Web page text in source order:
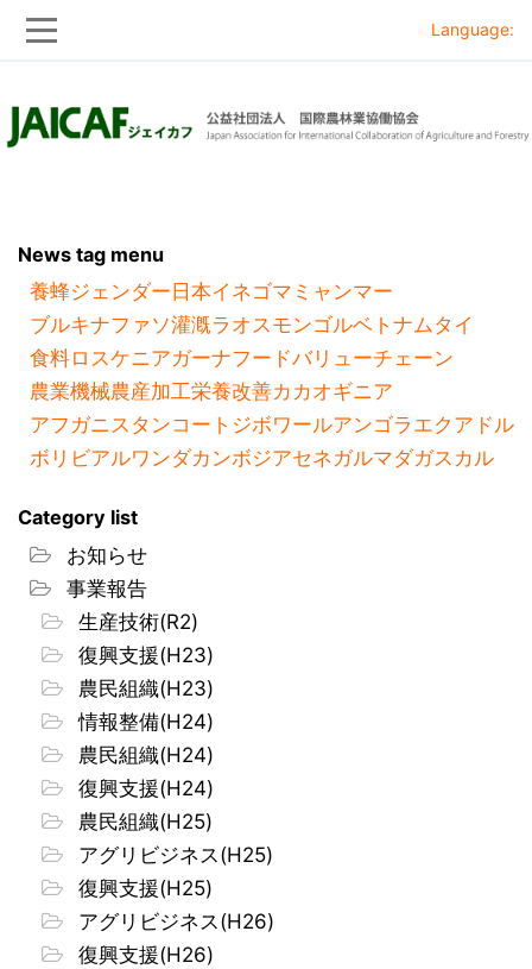
to
to
Language:
News tag menu
養蜂ジェンダー 日本イネゴマ ミャンマー
ブルキナファソ灌漑ラオスモンゴルベトナムタイ
食料ロスケニアガーナフードバリューチェーン
農業機械農産加工栄養改善カカオギニア
アフガニスタンコートジボワールアンゴラ エクアドル
ボリビアルワンダカンボジアセネガルマダガスカル
Category list
お知らせ
事業報告
生産技術(R2)
復興支援(H23)
農民組織(H23)
情報整備(H24)
農民組織(H24)
復興支援(H24)
農民組織(H25)
アグリビジネス(H25)
復興支援(H25)
アグリビジネス(H26)
復興支援(H26)